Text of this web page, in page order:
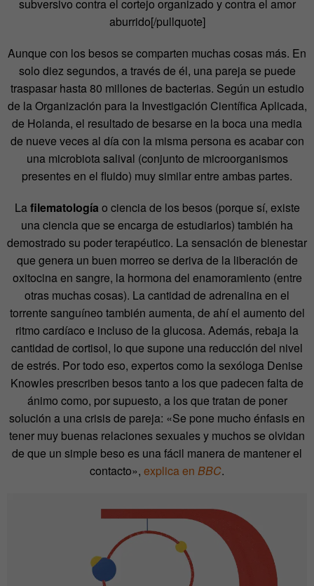
subversivo contra el cortejo organizado y contra el amor
aburrido[/pullquote]
Aunque con los besos se comparten muchas cosas más. En
solo diez segundos, a través de él, una pareja se puede
traspasar hasta 80 millones de bacterias. Según un estudio
de la Organización para la Investigación Científica Aplicada,
de Holanda, el resultado de besarse en la boca una media
de nueve veces al día con la misma persona es acabar con
una microbiota salival (conjunto de microorganismos
presentes en el fluido) muy similar entre ambas partes.
Lafilematología o ciencia de los besos (porque sí, existe
una ciencia que se encarga de estudiarlos) también ha
demostrado su poder terapéutico. La sensación de bienestar
que genera un buen morreo se deriva de la liberación de
oxitocina en sangre, la hormona del enamoramiento (entre
otras muchas cosas). La cantidad de adrenalina en el
torrente sanguíneo también aumenta, de ahí el aumento del
ritmo cardíaco e incluso de la glucosa. Además, rebaja la
cantidad de cortisol, lo que supone una reducción del nivel
de estrés. Por todo eso, expertos como la sexóloga Denise
Knowles prescriben besos tanto a los que padecen falta de
ánimo como, por supuesto, a los que tratan de poner
solución a una crisis de pareja: «Se pone mucho énfasis en
tener muy buenas relaciones sexuales y muchos se olvidan
de que un simple beso es una fácil manera de mantener el
contacto», explica en BBC.